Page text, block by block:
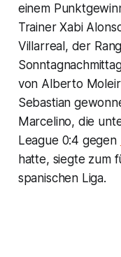
einem
Trainer Xabi
Villarreal, der
von Alberto
Sebastian
Marcelino, die
League 0:4 gegen
hatte, siegte zum
spanischen Liga.